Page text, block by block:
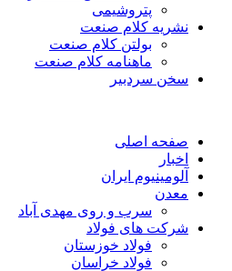
پتروشیمی
نشریه کلام صنعت
بولتن کلام صنعت
ماهنامه کلام صنعت
سخن سردبیر
صفحه اصلی
اخبار
آلومینیوم ایران
معدن
سرب و روی مهدی آباد
شرکت های فولاد
فولاد خوزستان
فولاد خراسان